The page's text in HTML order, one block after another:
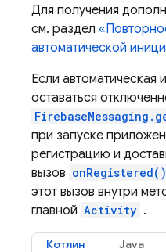
Для получения
см. раздел
автоматической
Если автоматическая
оставаться
при запуске
регистрацию и
вызов onRegistered()
этот вызов внутри
главной Activity .
Котлин Java